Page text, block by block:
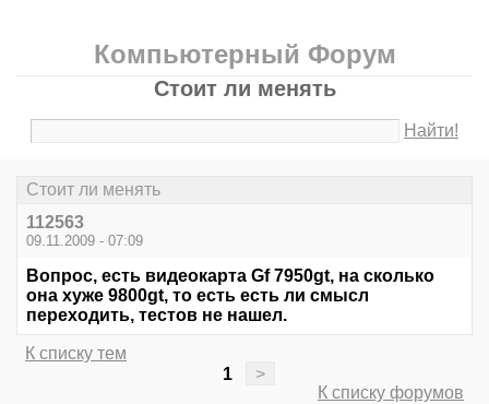
Компьютерный Форум
Стоит ли менять
Найти!
Стоит ли менять
112563
09.11.2009 - 07:09
Вопрос, есть видеокарта Gf 7950gt, на сколько
она хуже 9800gt, то есть есть ли смысл
переходить, тестов не нашел.
К списку тем
1
>
К списку форумов